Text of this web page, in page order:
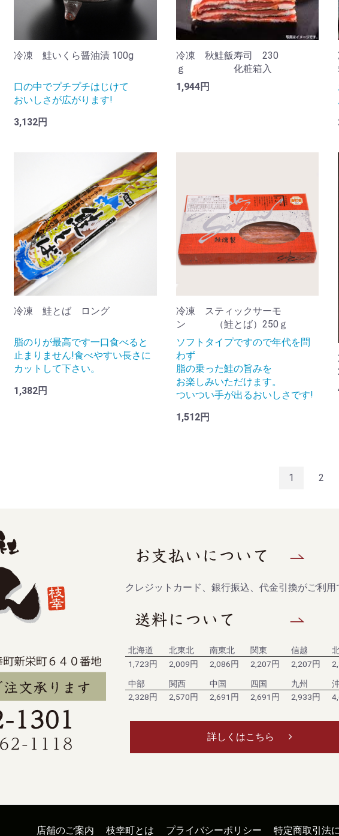
冷凍 鮭いくら醤油漬 100g
口の中でプチプチはじけて
おいしさが広がります!
3,132円
冷凍 秋鮭飯寿司 230
ｇ 化粧箱入
1,944円
冷凍 鮭とば ロング
脂のりが最高です一口食べると
止まりません!食べやすい長さに
カットして下さい。
1,382円
冷凍 スティックサーモ
ン （鮭とば）250ｇ
ソフトタイプですので年代を問
わず
脂の乗った鮭の旨みを
お楽しみいただけます。
ついつい手が出るおいしさです!
1,512円
1 2
クレジットカード、銀行振込、代金引換がご利用
北海道
1,723円
北東北
2,009円
南東北
2,086円
関東
2,207円
信越
2,207円
中部
2,328円
関西
2,570円
中国
2,691円
四国
2,691円
九州
2,933円
詳しくはこちら
店舗のご案内 枝幸町とは プライバシーポリシー 特定商取引法